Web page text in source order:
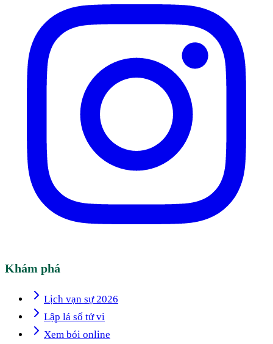
Khám phá
Lịch vạn sự 2026
Lập lá số tử vi
Xem bói online